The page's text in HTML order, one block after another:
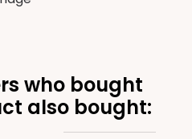
who bought
also bought: